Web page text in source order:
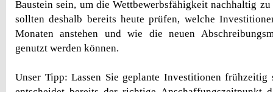
Baustein sein, um die Wettbewerbsfähigkeit nachhaltig
sollten deshalb bereits heute prüfen, welche
Monaten anstehen und wie die neuen
genutzt werden können.
Unser Tipp: Lassen Sie geplante Investitionen